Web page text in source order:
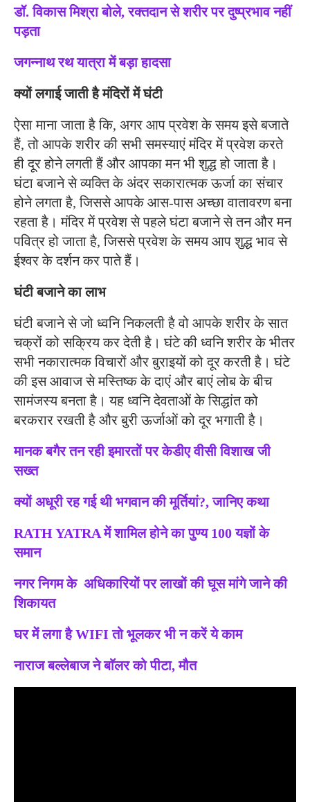
डॉ. विकास मिश्रा बोले, रक्तदान से शरीर पर दुष्प्रभाव नहीं
पड़ता
जगन्नाथ रथ यात्रा में बड़ा हादसा
क्यों लगाई जाती है मंदिरों में घंटी
ऐसा माना जाता है कि, अगर आप प्रवेश के समय इसे बजाते
हैं, तो आपके शरीर की सभी समस्याएं मंदिर में प्रवेश करते
ही दूर होने लगती हैं और आपका मन भी शुद्ध हो जाता है।
घंटा बजाने से व्यक्ति के अंदर सकारात्मक ऊर्जा का संचार
होने लगता है, जिससे आपके आस-पास अच्छा वातावरण बना
रहता है। मंदिर में प्रवेश से पहले घंटा बजाने से तन और मन
पवित्र हो जाता है, जिससे प्रवेश के समय आप शुद्ध भाव से
ईश्वर के दर्शन कर पाते हैं।
घंटी बजाने का लाभ
घंटी बजाने से जो ध्वनि निकलती है वो आपके शरीर के सात
चक्रों को सक्रिय कर देती है। घंटे की ध्वनि शरीर के भीतर
सभी नकारात्मक विचारों और बुराइयों को दूर करती है। घंटे
की इस आवाज से मस्तिष्क के दाएं और बाएं लोब के बीच
सामंजस्य बनता है। यह ध्वनि देवताओं के सिद्धांत को
बरकरार रखती है और बुरी ऊर्जाओं को दूर भगाती है।
मानक बगैर तन रही इमारतों पर केडीए वीसी विशाख जी
सख्त
क्यों अधूरी रह गई थी भगवान की मूर्तियां?, जानिए कथा
RATH YATRA में शामिल होने का पुण्य 100 यज्ञों के
समान
नगर निगम के अधिकारियों पर लाखों की घूस मांगे जाने की
शिकायत
घर में लगा है WIFI तो भूलकर भी न करें ये काम
नाराज बल्लेबाज ने बाॅलर को पीटा, मौत